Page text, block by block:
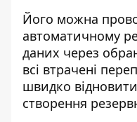
Його можна
автоматичному
даних через
всі втрачені
швидко
створення